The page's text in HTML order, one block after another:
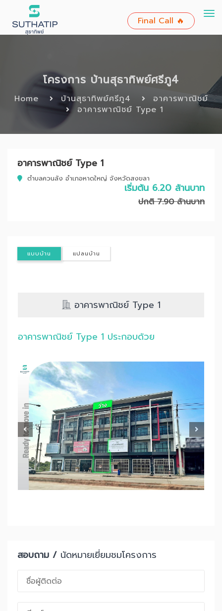
Final Call 🔥
โครงการ บ้านสุธาทิพย์ศรีภู4
Home บ้านสุธาทิพย์ศรีภู4
อาคารพาณิชย์
อาคารพาณิชย์ Type 1
อาคารพาณิชย์ Type 1
ตำบลควนลัง อำเภอหาดใหญ่ จังหวัดสงขลา
เริ่มต้น 6.20 ล้านบาท
ปกติ 7.90 ล้านบาท
แบบบ้าน แปลนบ้าน
อาคารพาณิชย์ Type 1
อาคารพาณิชย์ Type 1 ประกอบด้วย
Previous
สอบถาม / นัดหมายเยี่ยมชมโครงการ